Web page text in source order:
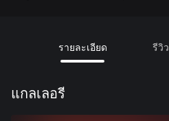
รายละเอียด รีวิว
แกลเลอรี